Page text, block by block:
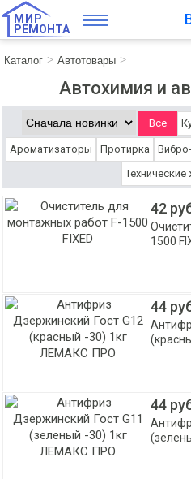
МИР
РЕМОНТА
Каталог Автотовары
Автохимия и
Все
Ароматизаторы Протирка
42
1500
44
44